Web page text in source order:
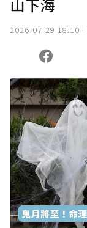
山下海
2026-07-29 18:10